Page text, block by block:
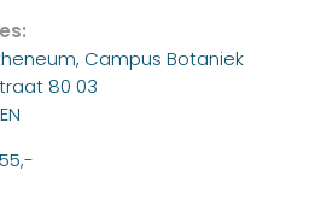
Campus Botaniek
80 03